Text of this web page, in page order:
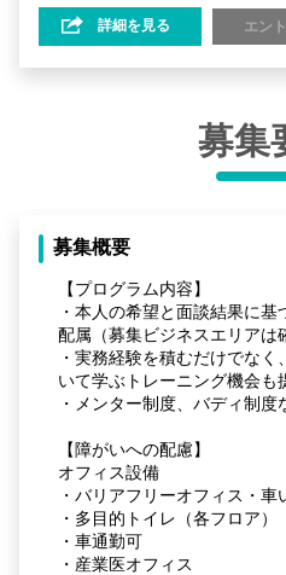
詳細を見る エン
募集
募集概要
【プログラム内容】
・本人の希望と面談結果に
配属（募集ビジネスエリアは
・実務経験を積むだけでな
いて学ぶトレーニング機会も
・メンター制度、バディ制
【障がいへの配慮】
オフィス設備
・バリアフリーオフィス・車
・多目的トイレ（各フロア）
・車通勤可
・産業医オフィス